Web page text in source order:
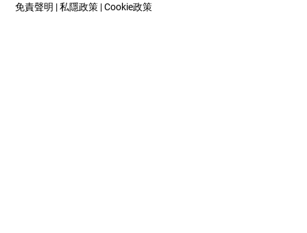
免責聲明 |私隱政策 |Cookie政策